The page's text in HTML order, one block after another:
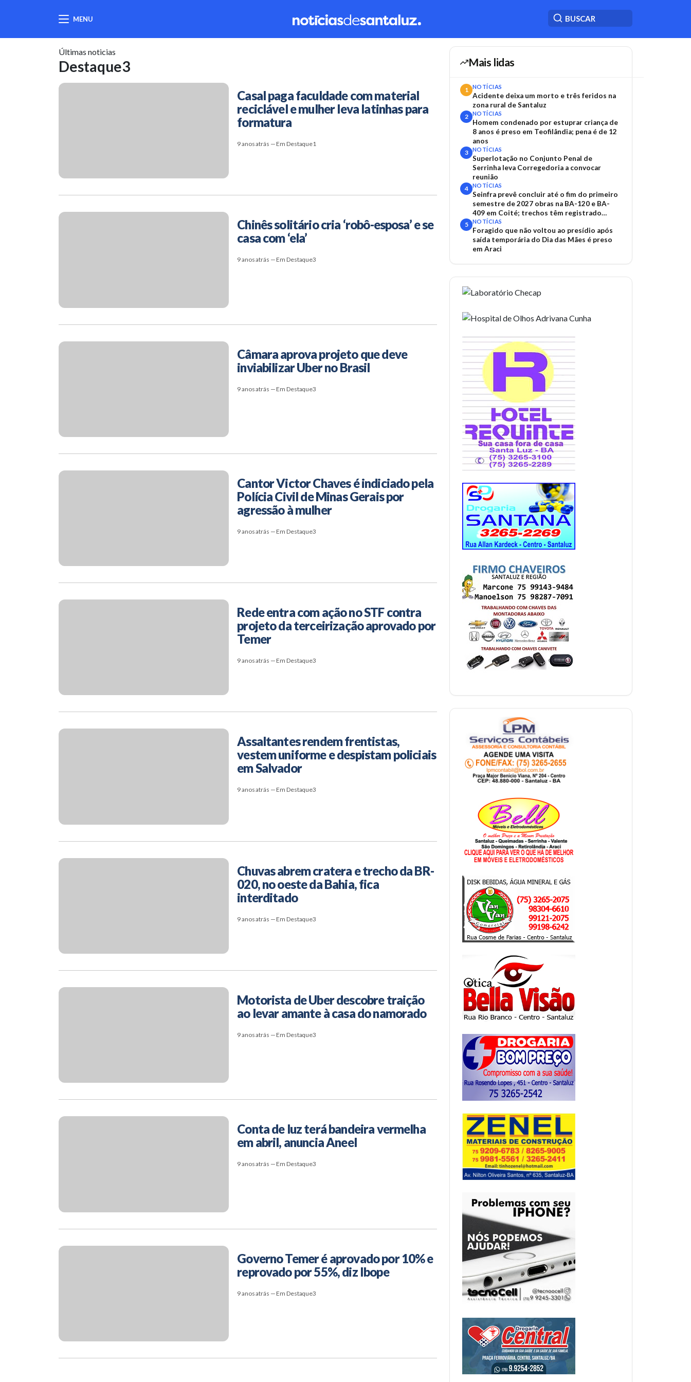
MENU
404
Últimas noticias
Destaque3
Casal paga faculdade com material
reciclável e mulher leva latinhas para
formatura
9 anos atrás — Em Destaque1
Chinês solitário cria ‘robô-esposa’ e se
casa com ‘ela’
9 anos atrás — Em Destaque3
Câmara aprova projeto que deve
inviabilizar Uber no Brasil
9 anos atrás — Em Destaque3
Cantor Victor Chaves é indiciado pela
Polícia Civil de Minas Gerais por
agressão à mulher
9 anos atrás — Em Destaque3
Rede entra com ação no STF contra
projeto da terceirização aprovado por
Temer
9 anos atrás — Em Destaque3
Assaltantes rendem frentistas,
vestem uniforme e despistam policiais
em Salvador
9 anos atrás — Em Destaque3
Chuvas abrem cratera e trecho da BR-
020, no oeste da Bahia, fica
interditado
9 anos atrás — Em Destaque3
Motorista de Uber descobre traição
ao levar amante à casa do namorado
9 anos atrás — Em Destaque3
Conta de luz terá bandeira vermelha
em abril, anuncia Aneel
9 anos atrás — Em Destaque3
Governo Temer é aprovado por 10% e
reprovado por 55%, diz Ibope
9 anos atrás — Em Destaque3
Mais lidas
1 NOTÍCIAS
Acidente deixa um morto e três feridos na
zona rural de Santaluz
2 NOTÍCIAS
Homem condenado por estuprar criança de
8 anos é preso em Teofilândia; pena é de 12
anos
3 NOTÍCIAS
Superlotação no Conjunto Penal de
Serrinha leva Corregedoria a convocar
reunião
4 NOTÍCIAS
Seinfra prevê concluir até o fim do primeiro
semestre de 2027 obras na BA-120 e BA-
409 em Coité; trechos têm registrado
acidentes
5 NOTÍCIAS
Foragido que não voltou ao presídio após
saída temporária do Dia das Mães é preso
em Araci